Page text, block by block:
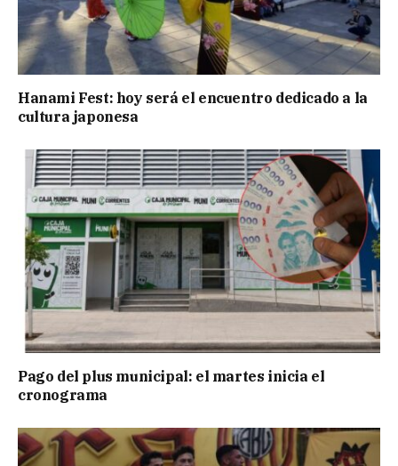
Hanami Fest: hoy será el encuentro dedicado a la
cultura japonesa
Pago del plus municipal: el martes inicia el
cronograma